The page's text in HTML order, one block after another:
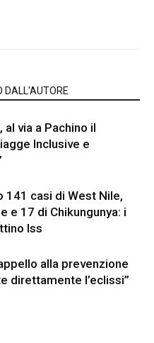
DALL'AUTORE
al via a Pachino il
Inclusive e
141 casi di West Nile,
e 17 di Chikungunya: i
Iss
alla prevenzione
direttamente l’eclissi”